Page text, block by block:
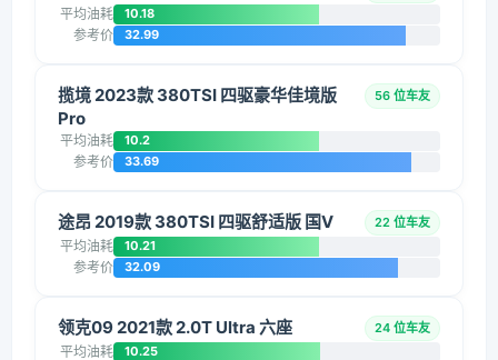
平均油耗 10.18
参考价 32.99
揽境 2023款 380TSI 四驱豪华佳境版
Pro
56 位车友
平均油耗 10.2
参考价 33.69
途昂 2019款 380TSI 四驱舒适版 国V 22 位车友
平均油耗 10.21
参考价 32.09
领克09 2021款 2.0T Ultra 六座 24 位车友
平均油耗 10.25